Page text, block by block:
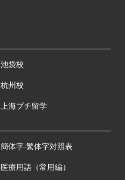
池袋校
杭州校
上海プチ留学
簡体字·繁体字対照表
医療用語（常用編）